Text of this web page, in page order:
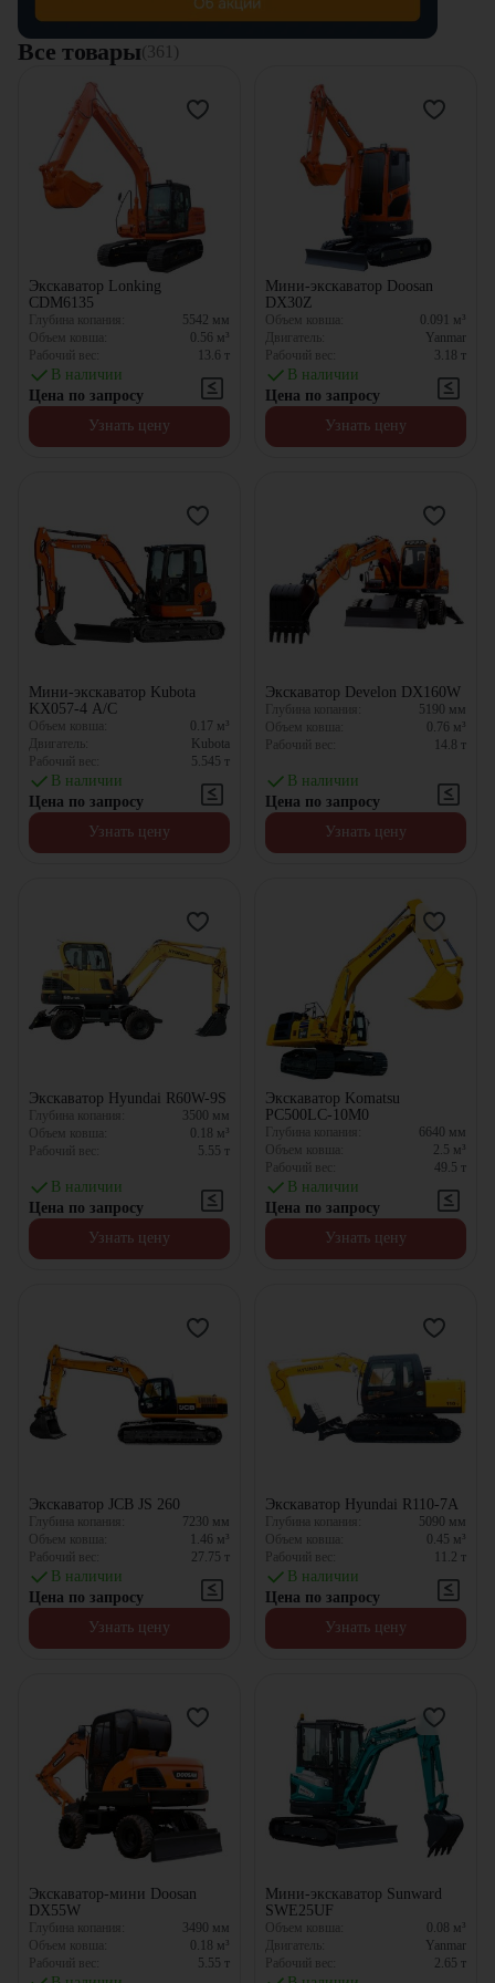
Все товары(361)
Экскаватор Lonking
CDM6135
Глубина копания: 5542 мм
Объем ковша:
0.56 м³
Рабочий вес:
13.6 т
В наличии
Цена по запросу
Узнать цену
Мини-экскаватор Doosan
DX30Z
Объем ковша: 0.091 м³
Двигатель:
Yanmar
Рабочий вес:
3.18 т
В наличии
Цена по запросу
Узнать цену
Мини-экскаватор Kubota
KX057-4 A/C
Объем ковша: 0.17 м³
Двигатель:
Kubota
Рабочий вес:
5.545 т
В наличии
Цена по запросу
Узнать цену
Экскаватор Develon DX160W
Глубина копания: 5190 мм
Объем ковша:
0.76 м³
Рабочий вес:
14.8 т
В наличии
Цена по запросу
Узнать цену
Экскаватор Hyundai R60W-9S
Глубина копания: 3500 мм
Объем ковша:
0.18 м³
Рабочий вес:
5.55 т
В наличии
Цена по запросу
Узнать цену
Экскаватор Komatsu
PC500LC-10M0
Глубина копания: 6640 мм
Объем ковша:
2.5 м³
Рабочий вес:
49.5 т
В наличии
Цена по запросу
Узнать цену
Экскаватор JCB JS 260
Глубина копания: 7230 мм
Объем ковша:
1.46 м³
Рабочий вес:
27.75 т
В наличии
Цена по запросу
Узнать цену
Экскаватор Hyundai R110-7А
Глубина копания: 5090 мм
Объем ковша:
0.45 м³
Рабочий вес:
11.2 т
В наличии
Цена по запросу
Узнать цену
Экскаватор-мини Doosan
DX55W
Глубина копания: 3490 мм
Объем ковша:
0.18 м³
Рабочий вес:
5.55 т
Мини-экскаватор Sunward
SWE25UF
Объем ковша: 0.08 м³
Двигатель:
Yanmar
Рабочий вес:
2.65 т